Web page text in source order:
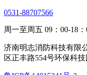
0531-88707566
周一至周五 09：00-18：
济南明志消防科技有限
区正丰路554号环保科